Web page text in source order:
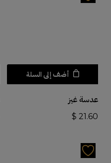
أضف إلى السلة
عدسة غيز
$ 21.60